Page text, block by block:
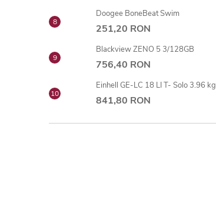
Doogee BoneBeat Swim
251,20 RON
Blackview ZENO 5 3/128GB
756,40 RON
Einhell GE-LC 18 LI T- Solo 3.96 kg
841,80 RON